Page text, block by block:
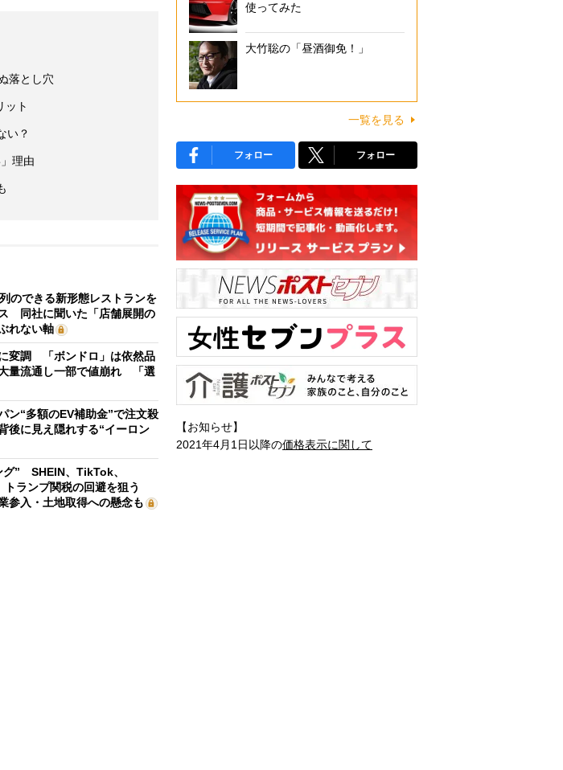
落とし穴
ット
い？
理由
のできる新形態レストランを
同社に聞いた「店舗展開の
れない軸
変調 「ボンドロ」は依然品
量流通し一部で値崩れ 「選
ン“多額のEV補助金”で注文殺
に見え隠れする“イーロン
グ” SHEIN、TikTok、
ランプ関税の回避を狙う
参入・土地取得への懸念も
使ってみた
大竹聡の「昼酒御免！」
一覧を見る
フォロー フォロー
【お知らせ】
2021年4月1日以降の価格表示に関して